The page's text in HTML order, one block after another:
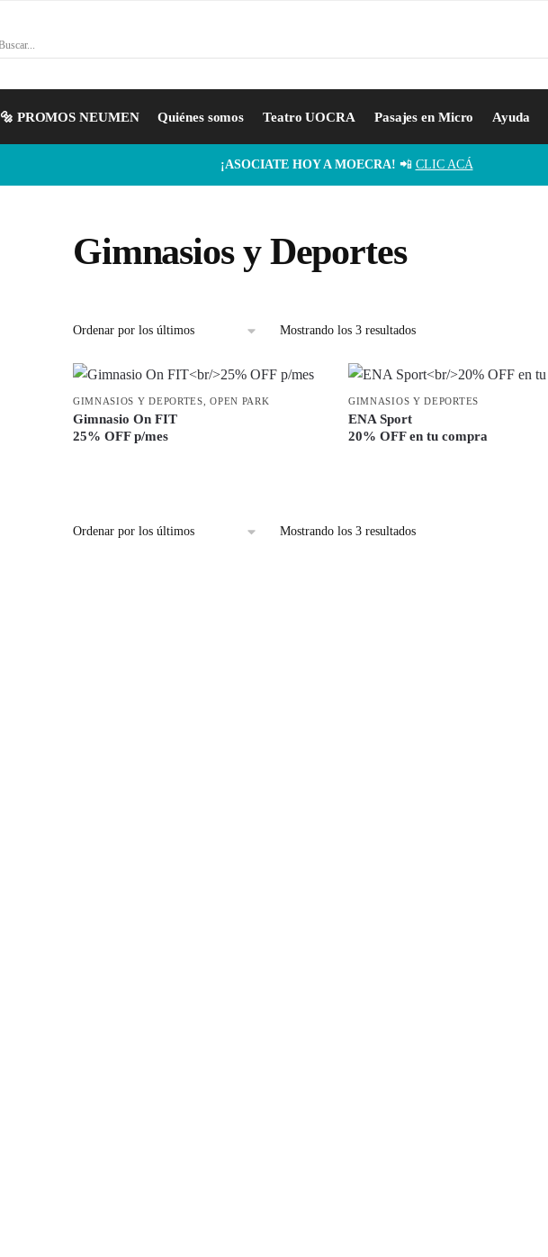
🔩 PROMOS NEUMEN Quiénes somos Teatro UOCRA Pasajes en Micro Ayuda
¡ASOCIATE HOY A MOECRA! 📲 CLIC ACÁ
Gimnasios y Deportes
Mostrando los 3 resultados
GIMNASIOS Y DEPORTES ,OPEN PARK
Gimnasio On FIT
25% OFF p/mes
GIMNASIOS Y DEPORTES
ENA Sport
20% OFF en tu compra
Mostrando los 3 resultados